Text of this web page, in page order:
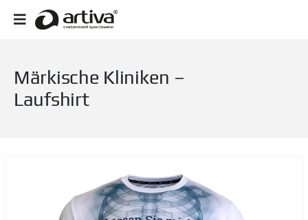
Märkische Kliniken –
Laufshirt